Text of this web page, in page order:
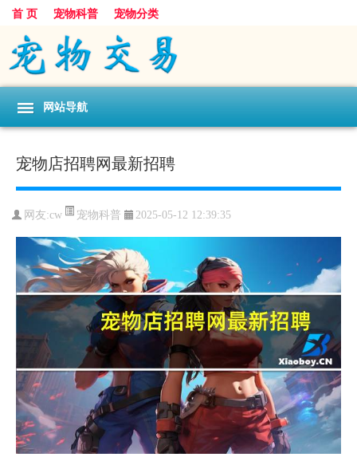
首 页 宠物科普 宠物分类
网站导航
宠物店招聘网最新招聘
网友:cw 宠物科普 2025-05-12 12:39:35